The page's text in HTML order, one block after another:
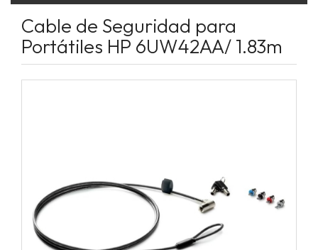
Cable de Seguridad para
Portátiles HP 6UW42AA/ 1.83m